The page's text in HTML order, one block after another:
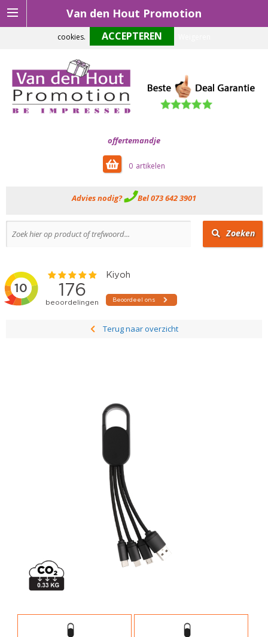
Van den Hout Promotion
offertemandje
0
Advies nodig? Bel 073 642 3901
Zoeken
Terug naar overzicht
Om onze website optimaal te laten functioneren maken wij gebruik van
cookies.